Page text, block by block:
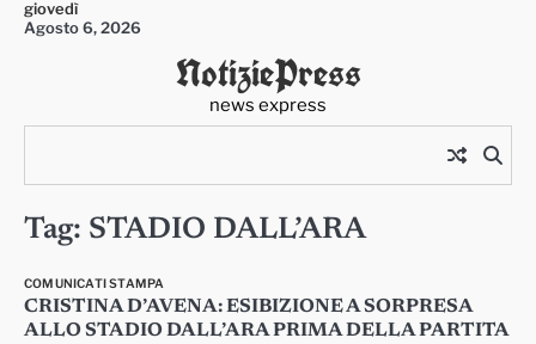
Skipgiovedì
Agosto 6, 2026
NotiziePress
news express
Tag: STADIO DALL’ARA
COMUNICATI STAMPA
CRISTINA D’AVENA: ESIBIZIONE A SORPRESA
ALLO STADIO DALL’ARA PRIMA DELLA PARTITA